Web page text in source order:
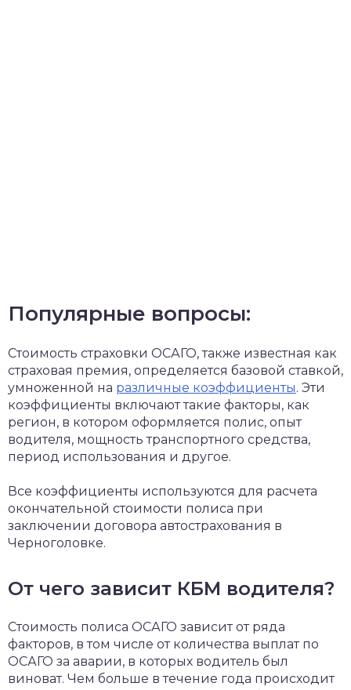
Популярные вопросы:
Стоимость страховки ОСАГО, также известная как
страховая премия, определяется базовой ставкой,
умноженной на различные коэффициенты. Эти
коэффициенты включают такие факторы, как
регион, в котором оформляется полис, опыт
водителя, мощность транспортного средства,
период использования и другое.
Все коэффициенты используются для расчета
окончательной стоимости полиса при
заключении договора автострахования в
Черноголовке.
От чего зависит КБМ водителя?
Стоимость полиса ОСАГО зависит от ряда
факторов, в том числе от количества выплат по
ОСАГО за аварии, в которых водитель был
виноват. Чем больше в течение года происходит